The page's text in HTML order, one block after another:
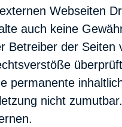
Webseiten
auch keine
Betreiber der
permanente
nicht